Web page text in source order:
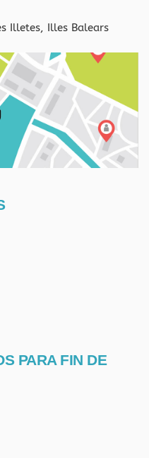
Illetes, Illes Balears
PARA FIN DE